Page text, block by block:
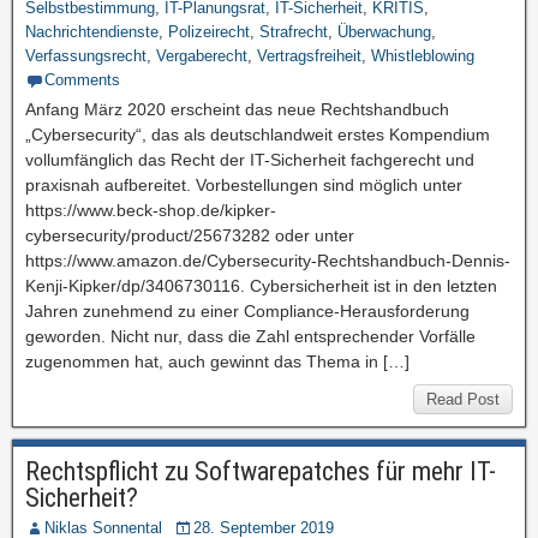
Selbstbestimmung, IT-Planungsrat, IT-Sicherheit, KRITIS,
Nachrichtendienste, Polizeirecht, Strafrecht, Überwachung,
Verfassungsrecht, Vergaberecht, Vertragsfreiheit, Whistleblowing
Comments
Anfang März 2020 erscheint das neue Rechtshandbuch
„Cybersecurity“, das als deutschlandweit erstes Kompendium
vollumfänglich das Recht der IT-Sicherheit fachgerecht und
praxisnah aufbereitet. Vorbestellungen sind möglich unter
https://www.beck-shop.de/kipker-
cybersecurity/product/25673282 oder unter
https://www.amazon.de/Cybersecurity-Rechtshandbuch-Dennis-
Kenji-Kipker/dp/3406730116. Cybersicherheit ist in den letzten
Jahren zunehmend zu einer Compliance-Herausforderung
geworden. Nicht nur, dass die Zahl entsprechender Vorfälle
zugenommen hat, auch gewinnt das Thema in […]
Read Post
Rechtspflicht zu Softwarepatches für mehr IT-
Sicherheit?
Niklas Sonnental 28. September 2019